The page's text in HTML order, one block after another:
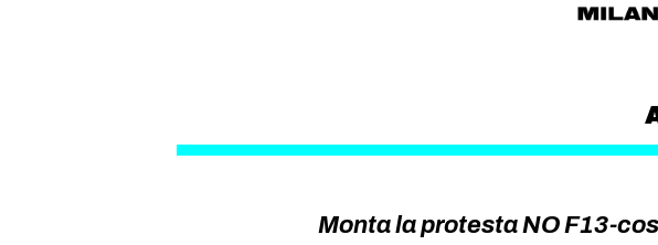
Monta la protesta NO F13-